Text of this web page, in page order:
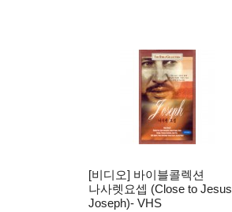
[비디오] 바이블콜렉션
나사렛요셉 (Close to Jesus
Joseph)- VHS